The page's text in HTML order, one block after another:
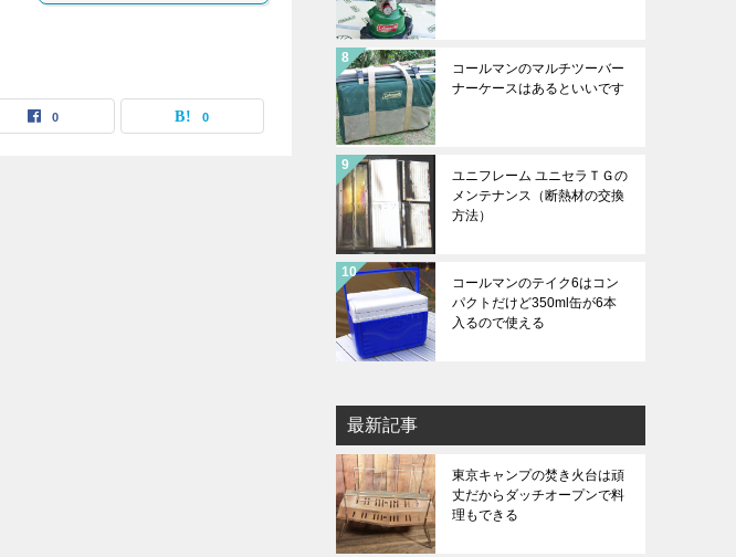
0 0
コールマンのマルチツーバー
ナーケースはあるといいです
ユニフレーム ユニセラＴＧの
メンテナンス（断熱材の交換
方法）
コールマンのテイク6はコン
パクトだけど350ml缶が6本
入るので使える
最新記事
東京キャンプの焚き火台は頑
丈だからダッチオープンで料
理もできる